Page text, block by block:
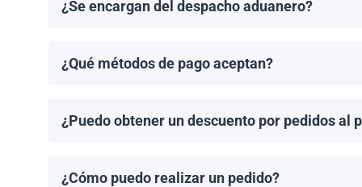
¿Se encargan del despacho aduanero?
¿Qué métodos de pago aceptan?
¿Puedo obtener un descuento por pedidos al
¿Cómo puedo realizar un pedido?